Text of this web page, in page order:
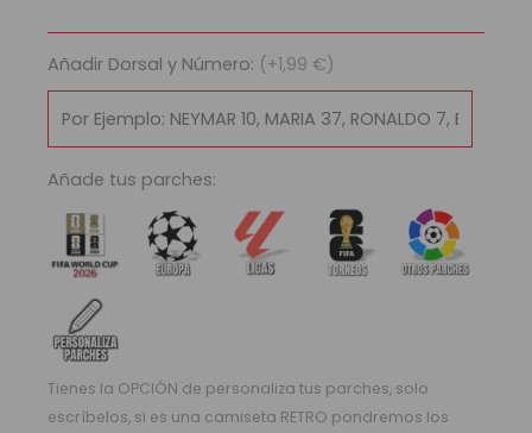
Añadir Dorsal y Número: (+1,99 €)
Añade tus parches:
Tienes la OPCIÓN de personaliza tus parches, solo
escríbelos, si es una camiseta RETRO pondremos los
2003/04
cantidad